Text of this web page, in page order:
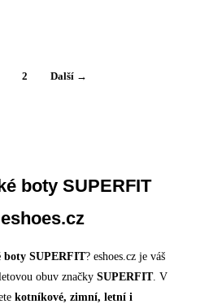
2 Další →
boty SUPERFIT
boty SUPERFIT? eshoes.cz je váš
obuv značky SUPERFIT. V
kotníkové, zimní, letní i